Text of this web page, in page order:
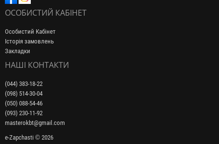
ОСОБИСТИЙ КАБІНЕТ
Особистий Кабінет
Історія замовлень
Закладки
НАШІ КОНТАКТИ
(044) 383-18-22
(098) 514-30-04
(050) 088-54-46
(093) 230-11-92
masterokbt@gmail.com
e-Zapchasti © 2026